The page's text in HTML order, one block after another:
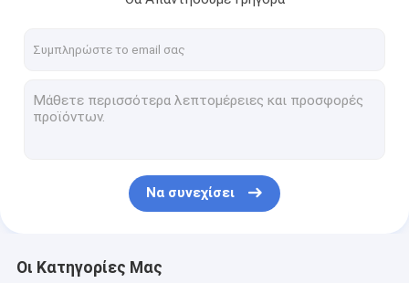
Να συνεχίσει
Οι Κατηγορίες Μας